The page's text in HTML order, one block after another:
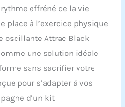
effréné de la vie
place à l’exercice physique,
oscillante Attrac Black
une solution idéale
sans sacrifier votre
pour s’adapter à vos
d’un kit